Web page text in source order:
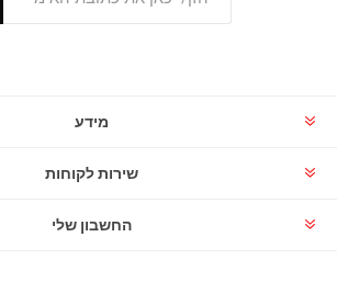
מידע
שירות לקוחות
החשבון שלי